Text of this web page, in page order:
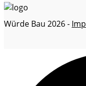
Würde Bau 2026 -